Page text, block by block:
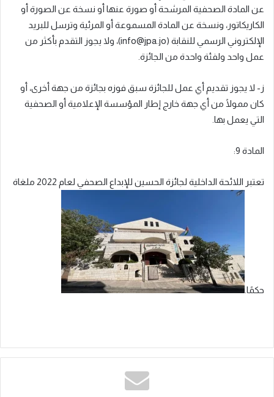
عن المادة الصحفية المرشحة أو صورة عنها أو نسخة عن الصورة أو
الكاريكاتور، ونسخة عن المادة المسموعة أو المرئية وترسل للبريد
الإلكتروني الرسمي للنقابة (info@jpa.jo)، ولا يجوز التقدم بأكثر من
عمل واحد ولفئة واحدة من الجائزة.
ز- لا يجوز تقديم أي عمل للجائزة سبق فوزه بجائزة من جهة أخرى، أو
كان ممولًا من أي جهة خارج إطار المؤسسة الإعلامية أو الصحفية
التي يعمل بها.
المادة 9:
تعتبر اللائحة الداخلية لجائزة الحسين للإبداع الصحفي لعام 2022 ملغاة
حكمًا.